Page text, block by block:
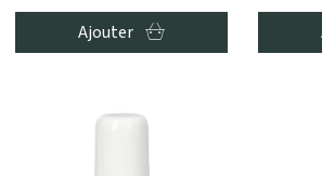
Ajouter